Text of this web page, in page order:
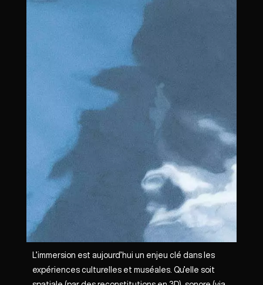
L’immersion est aujourd’hui un enjeu clé dans les
expériences culturelles et muséales. Qu’elle soit